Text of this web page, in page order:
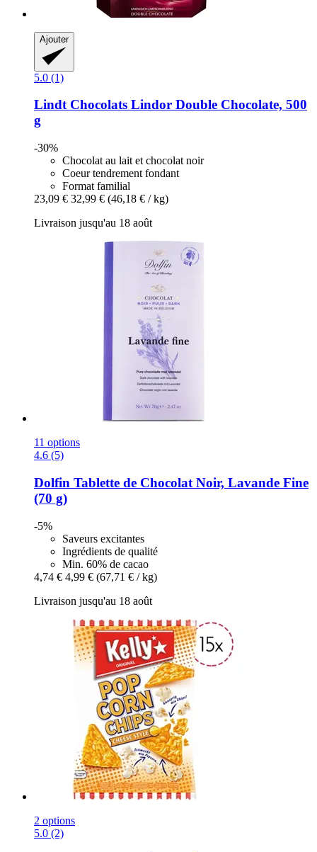
Ajouter
5.0 (1)
LindtChocolats Lindor Double Chocolate, 500
g
-30%
Chocolat au lait et chocolat noir
Coeur tendrement fondant
Format familial
23,09 € 32,99 € (46,18 € / kg)
Livraison jusqu'au 18 août
11 options
4.6 (5)
Dolfin Tablette de Chocolat Noir, Lavande Fine
(70 g)
-5%
Saveurs excitantes
Ingrédients de qualité
Min. 60% de cacao
4,74 € 4,99 € (67,71 € / kg)
Livraison jusqu'au 18 août
2 options
5.0 (2)